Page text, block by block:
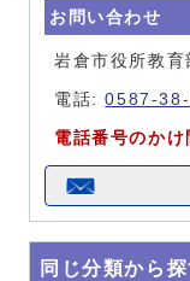
お問い合わせ
岩倉市役所教
電話:0587-
電話番号のかけ
同じ分類から探